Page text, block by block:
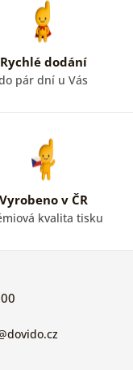
Rychlé dodání
pár dní u Vás
Vyrobeno v ČR
kvalita tisku